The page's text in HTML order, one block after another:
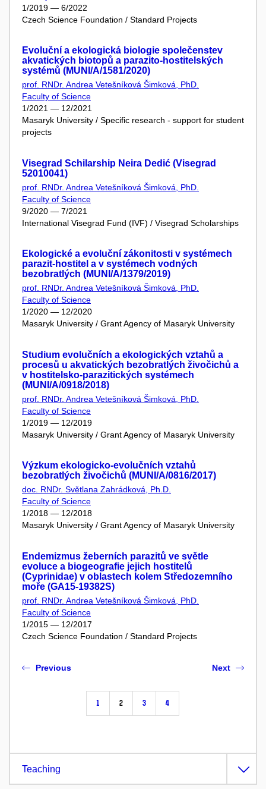
1/2019 — 6/2022
Czech Science Foundation / Standard Projects
Evoluční a ekologická biologie společenstev
akvatických biotopů a parazito-hostitelských
systémů (MUNI/A/1581/2020)
prof. RNDr. Andrea Vetešníková Šimková, PhD.
Faculty of Science
1/2021 — 12/2021
Masaryk University / Specific research - support for student
projects
Visegrad Schilarship Neira Dedić (Visegrad
52010041)
prof. RNDr. Andrea Vetešníková Šimková, PhD.
Faculty of Science
9/2020 — 7/2021
International Visegrad Fund (IVF) / Visegrad Scholarships
Ekologické a evoluční zákonitosti v systémech
parazit-hostitel a v systémech vodných
bezobratlých (MUNI/A/1379/2019)
prof. RNDr. Andrea Vetešníková Šimková, PhD.
Faculty of Science
1/2020 — 12/2020
Masaryk University / Grant Agency of Masaryk University
Studium evolučních a ekologických vztahů a
procesů u akvatických bezobratlých živočichů a
v hostitelsko-parazitických systémech
(MUNI/A/0918/2018)
prof. RNDr. Andrea Vetešníková Šimková, PhD.
Faculty of Science
1/2019 — 12/2019
Masaryk University / Grant Agency of Masaryk University
Výzkum ekologicko-evolučních vztahů
bezobratlých živočichů (MUNI/A/0816/2017)
doc. RNDr. Světlana Zahrádková, Ph.D.
Faculty of Science
1/2018 — 12/2018
Masaryk University / Grant Agency of Masaryk University
Endemizmus žeberních parazitů ve světle
evoluce a biogeografie jejich hostitelů
(Cyprinidae) v oblastech kolem Středozemního
moře (GA15-19382S)
prof. RNDr. Andrea Vetešníková Šimková, PhD.
Faculty of Science
1/2015 — 12/2017
Czech Science Foundation / Standard Projects
Previous
1 2 3 4
Next
Teaching